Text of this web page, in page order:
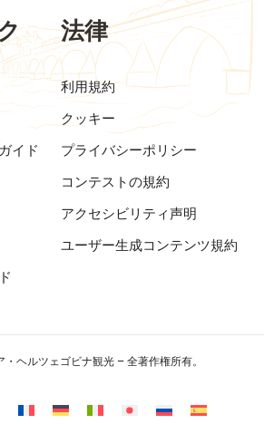
イド
法律
利用規約
クッキー
プライバシーポリシー
コンテストの規約
アクセシビリティ声明
ユーザー生成コンテンツ規約
ヘルツェゴビナ観光 – 全著作権所有。